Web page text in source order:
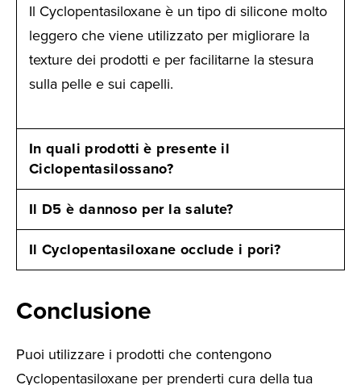
Il Cyclopentasiloxane è un tipo di silicone molto
leggero che viene utilizzato per migliorare la
texture dei prodotti e per facilitarne la stesura
sulla pelle e sui capelli.
In quali prodotti è presente il
Ciclopentasilossano?
Il D5 è dannoso per la salute?
Il Cyclopentasiloxane occlude i pori?
Conclusione
Puoi utilizzare i prodotti che contengono
Cyclopentasiloxane per prenderti cura della tua